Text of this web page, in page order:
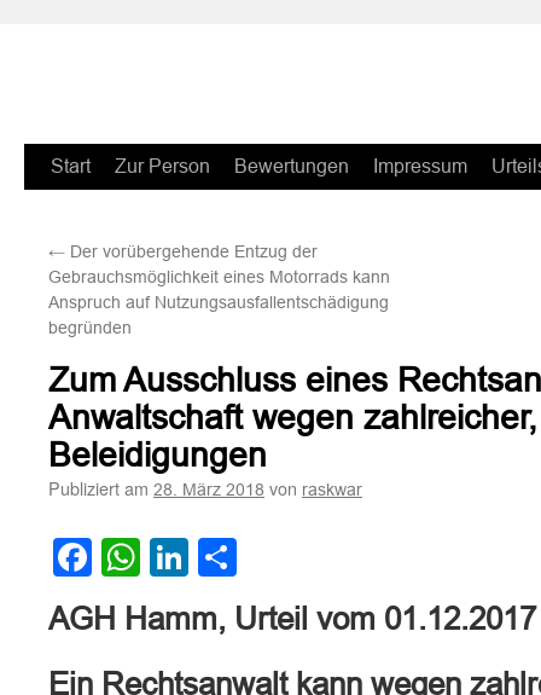
Zum
springen
Start Zur Person Bewertungen Impressum
← Der vorübergehende Entzug der
Gebrauchsmöglichkeit eines Motorrads kann
Anspruch auf Nutzungsausfallentschädigung
begründen
Zum Ausschluss eines
Anwaltschaft wegen
Beleidigungen
Publiziert am 28. März 2018 von raskwar
Facebook
WhatsApp
LinkedIn
AGH Hamm, Urteil vom
Ein Rechtsanwalt kann wegen